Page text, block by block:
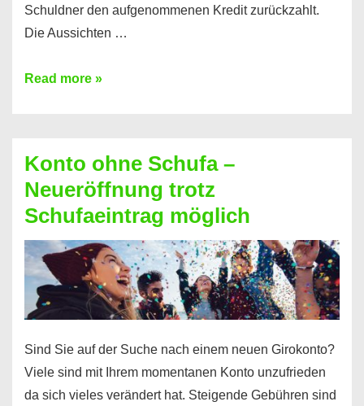
Schuldner den aufgenommenen Kredit zurückzahlt.
Die Aussichten …
Mit
Sie
einen
Kredit
ohne
Einkommensnachweis
Read more »
Konto ohne Schufa –
Neueröffnung trotz
Schufaeintrag möglich
Sind Sie auf der Suche nach einem neuen Girokonto?
Viele sind mit Ihrem momentanen Konto unzufrieden
da sich vieles verändert hat. Steigende Gebühren sind